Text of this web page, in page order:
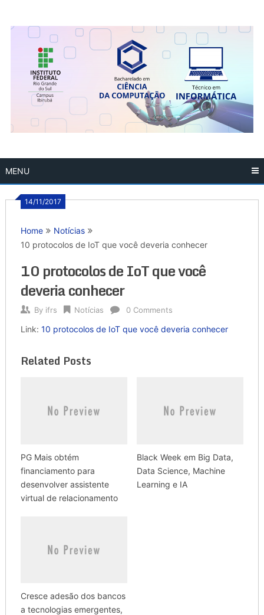
MENU
14/11/2017
Home
Notícias
10 protocolos de IoT que você deveria conhecer
10 protocolos de IoT que você
deveria conhecer
By ifrs Notícias 0 Comments
Link: 10 protocolos de IoT que você deveria conhecer
Related Posts
PG Mais obtém
financiamento para
desenvolver assistente
virtual de relacionamento
Black Week em Big Data,
Data Science, Machine
Learning e IA
Cresce adesão dos bancos
a tecnologias emergentes,